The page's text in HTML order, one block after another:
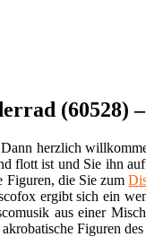
(60528)
herzlich
flott ist und Sie ihn
Figuren, die Sie zum
ergibt sich ein
aus einer
Figuren